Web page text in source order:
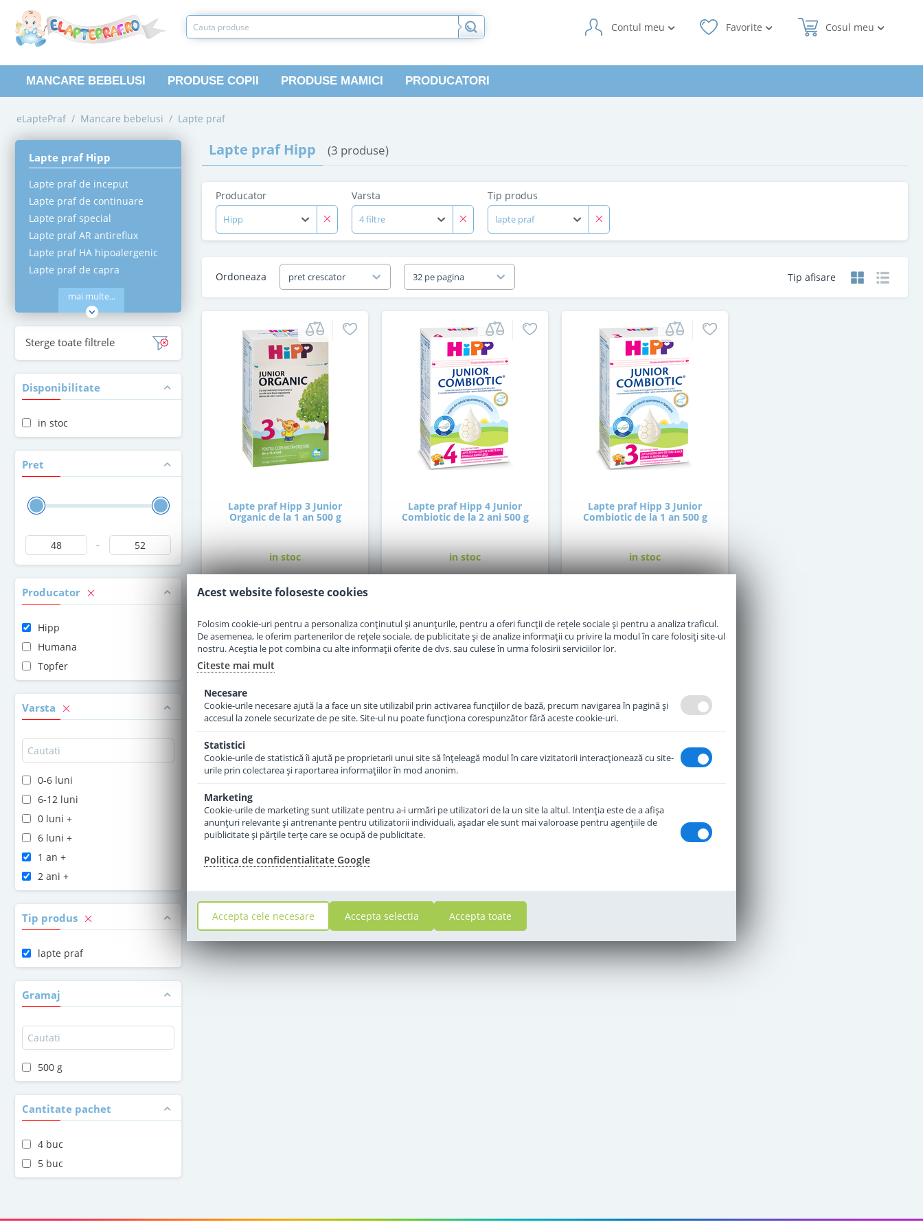
Cosul meu
Favorite
Contul meu
MANCARE BEBELUSI PRODUSE COPII PRODUSE MAMICI PRODUCATORI
eLaptePraf / Mancare bebelusi / Lapte praf
Lapte praf Hipp
Lapte praf de inceput
Lapte praf de continuare
Lapte praf special
Lapte praf AR antireflux
Lapte praf HA hipoalergenic
Lapte praf de capra
mai multe...
Sterge toate filtrele
Disponibilitate
in stoc
Pret
-
Producator
Hipp
Humana
Topfer
Varsta
0-6 luni
6-12 luni
0 luni +
6 luni +
1 an +
2 ani +
Tip produs
lapte praf
Gramaj
500 g
Cantitate pachet
4 buc
5 buc
Lapte praf Hipp (3 produse)
Producator
Hipp
Varsta
4 filtre
Tip produs
lapte praf
Tip afisare
Ordoneaza pret crescator 32 pe pagina
Lapte praf Hipp 3 Junior
Organic de la 1 an 500 g
in stoc
47,50
Adauga in cos
Lapte praf Hipp 4 Junior
Combiotic de la 2 ani 500 g
in stoc
Adauga in cos
Lapte praf Hipp 3 Junior
Combiotic de la 1 an 500 g
in stoc
Adauga in cos
Acest website foloseste cookies
Folosim cookie-uri pentru a personaliza conținutul și anunțurile, pentru a oferi funcții de rețele sociale și pentru a analiza traficul.
De asemenea, le oferim partenerilor de rețele sociale, de publicitate și de analize informații cu privire la modul în care folosiți site-ul
nostru. Aceștia le pot combina cu alte informații oferite de dvs. sau culese în urma folosirii serviciilor lor.
Citeste mai mult
Necesare
Cookie-urile necesare ajută la a face un site utilizabil prin activarea funcţiilor de bază, precum navigarea în pagină şi
accesul la zonele securizate de pe site. Site-ul nu poate funcţiona corespunzător fără aceste cookie-uri.
Statistici
Cookie-urile de statistică îi ajută pe proprietarii unui site să înţeleagă modul în care vizitatorii interacţionează cu site-
urile prin colectarea şi raportarea informaţiilor în mod anonim.
Marketing
Cookie-urile de marketing sunt utilizate pentru a-i urmări pe utilizatori de la un site la altul. Intenţia este de a afişa
anunţuri relevante şi antrenante pentru utilizatorii individuali, aşadar ele sunt mai valoroase pentru agenţiile de
puiblicitate şi părţile terţe care se ocupă de publicitate.
Politica de confidentialitate Google
Accepta cele necesare Accepta selectia Accepta toate